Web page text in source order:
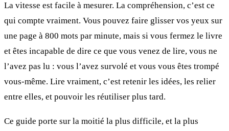
La vitesse est facile à mesurer. La compréhension, c’est ce
qui compte vraiment. Vous pouvez faire glisser vos yeux sur
une page à 800 mots par minute, mais si vous fermez le livre
et êtes incapable de dire ce que vous venez de lire, vous ne
l’avez pas lu : vous l’avez survolé et vous vous êtes trompé
vous-même. Lire vraiment, c’est retenir les idées, les relier
entre elles, et pouvoir les réutiliser plus tard.
Ce guide porte sur la moitié la plus difficile, et la plus